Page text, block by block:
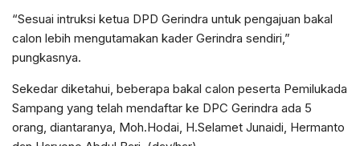
“Sesuai intruksi ketua DPD Gerindra untuk pengajuan bakal
calon lebih mengutamakan kader Gerindra sendiri,”
pungkasnya.
Sekedar diketahui, beberapa bakal calon peserta Pemilukada
Sampang yang telah mendaftar ke DPC Gerindra ada 5
orang, diantaranya, Moh.Hodai, H.Selamet Junaidi, Hermanto